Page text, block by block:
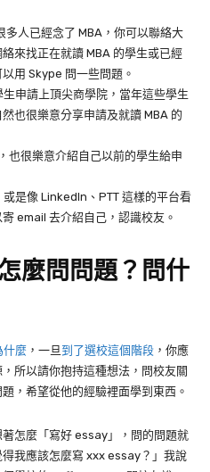
多人已經念了 MBA，你可以聯絡大
來找正在就讀 MBA 的學生或已經
用 Skype 問一些問題。
申請上頂尖商學院，當年這些學生
也很樂意分享申請及就讀 MBA 的
，也很樂意介紹自己以前的學生給申
是像 LinkedIn、PTT 這樣的平台看
email 去介紹自己，認識校友。
麼問問題？問什
什麼 ，一旦 到了選校這個階段 ，你應
所以請你抱持這種想法，問校友關
，希望從他的經驗裡面學到東西。
怎麼「寫好 essay」，問的問題就
我應該怎麼寫 xxx essay？」我說